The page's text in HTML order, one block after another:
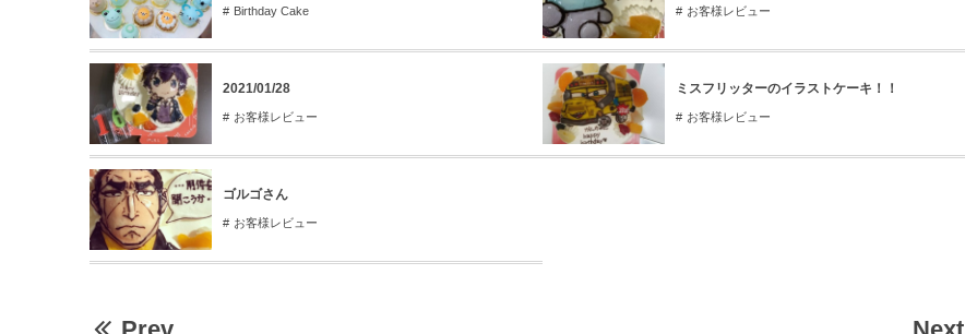
Birthday Cake お客様レビュー
2021/01/28
お客様レビュー
ミスフリッターのイラストケーキ！！
お客様レビュー
ゴルゴさん
お客様レビュー